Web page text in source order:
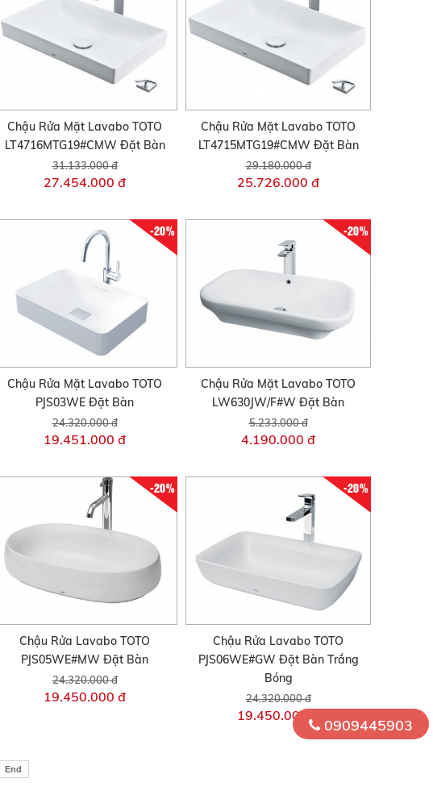
Chậu Rửa Mặt Lavabo TOTO
LT4716MTG19#CMW Đặt Bàn
31.133.000 đ
27.454.000 đ
Chậu Rửa Mặt Lavabo TOTO
LT4715MTG19#CMW Đặt Bàn
29.180.000 đ
25.726.000 đ
-20%
Chậu Rửa Mặt Lavabo TOTO
PJS03WE Đặt Bàn
24.320.000 đ
19.451.000 đ
-20%
Chậu Rửa Mặt Lavabo TOTO
LW630JW/F#W Đặt Bàn
5.233.000 đ
4.190.000 đ
-20%
Chậu Rửa Lavabo TOTO
PJS05WE#MW Đặt Bàn
24.320.000 đ
19.450.000 đ
-20%
Chậu Rửa Lavabo TOTO
PJS06WE#GW Đặt Bàn Trắng
Bóng
24.320.000 đ
19.450.000 đ
End
0909445903